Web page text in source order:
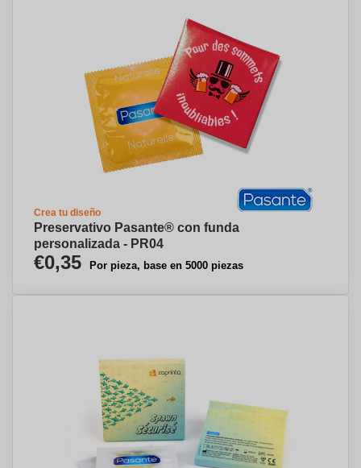
Crea tu diseño
Preservativo Pasante® con funda
personalizada - PR04
€0,35 Por pieza, base en 5000 piezas